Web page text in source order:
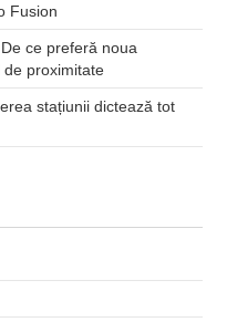
Fusion
ce preferă noua
proximitate
stațiunii dictează tot